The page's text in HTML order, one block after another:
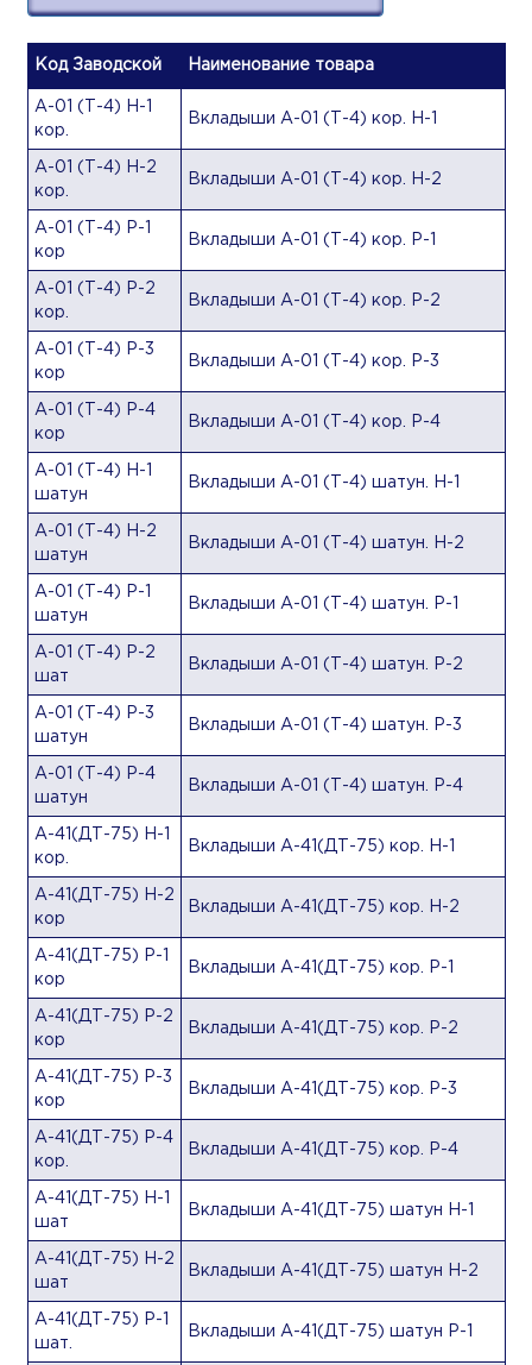
Код Заводской Наименование товара
А-01 (Т-4) Н-1
кор.
Вкладыши А-01 (Т-4) кор. Н-1
А-01 (Т-4) Н-2
кор.
Вкладыши А-01 (Т-4) кор. Н-2
А-01 (Т-4) Р-1
кор
Вкладыши А-01 (Т-4) кор. Р-1
А-01 (Т-4) Р-2
кор.
Вкладыши А-01 (Т-4) кор. Р-2
А-01 (Т-4) Р-3
кор
Вкладыши А-01 (Т-4) кор. Р-3
А-01 (Т-4) Р-4
кор
Вкладыши А-01 (Т-4) кор. Р-4
А-01 (Т-4) Н-1
шатун
Вкладыши А-01 (Т-4) шатун. Н-1
А-01 (Т-4) Н-2
шатун
Вкладыши А-01 (Т-4) шатун. Н-2
А-01 (Т-4) Р-1
шатун
Вкладыши А-01 (Т-4) шатун. Р-1
А-01 (Т-4) Р-2
шат
Вкладыши А-01 (Т-4) шатун. Р-2
А-01 (Т-4) Р-3
шатун
Вкладыши А-01 (Т-4) шатун. Р-3
А-01 (Т-4) Р-4
шатун
Вкладыши А-01 (Т-4) шатун. Р-4
А-41(ДТ-75) Н-1
кор.
Вкладыши А-41(ДТ-75) кор. Н-1
А-41(ДТ-75) Н-2
кор
Вкладыши А-41(ДТ-75) кор. Н-2
А-41(ДТ-75) Р-1
кор
Вкладыши А-41(ДТ-75) кор. Р-1
А-41(ДТ-75) Р-2
кор
Вкладыши А-41(ДТ-75) кор. Р-2
А-41(ДТ-75) Р-3
кор
Вкладыши А-41(ДТ-75) кор. Р-3
А-41(ДТ-75) Р-4
кор.
Вкладыши А-41(ДТ-75) кор. Р-4
А-41(ДТ-75) Н-1
шат
Вкладыши А-41(ДТ-75) шатун Н-1
А-41(ДТ-75) Н-2
шат
Вкладыши А-41(ДТ-75) шатун Н-2
А-41(ДТ-75) Р-1
шат.
Вкладыши А-41(ДТ-75) шатун Р-1